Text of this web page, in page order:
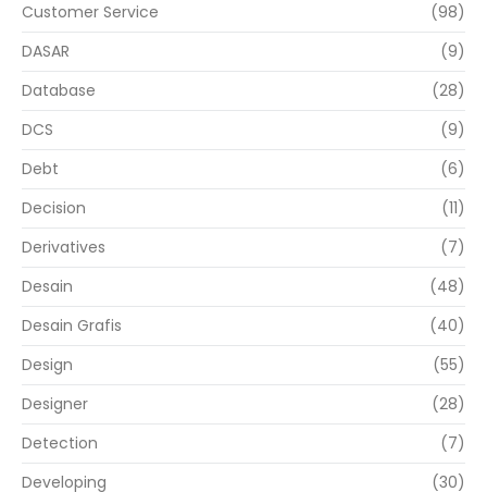
Customer Service
(98)
DASAR
(9)
Database
(28)
DCS
(9)
Debt
(6)
Decision
(11)
Derivatives
(7)
Desain
(48)
Desain Grafis
(40)
Design
(55)
Designer
(28)
Detection
(7)
Developing
(30)